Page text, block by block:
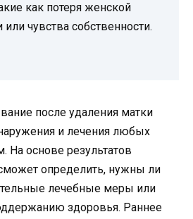
как потеря женской
или чувства собственности.
после удаления матки
и лечения любых
основе результатов
определить, нужны ли
лечебные меры или
здоровья. Раннее